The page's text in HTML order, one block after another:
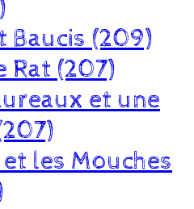
Baucis (209)
Rat (207)
et une
les Mouches